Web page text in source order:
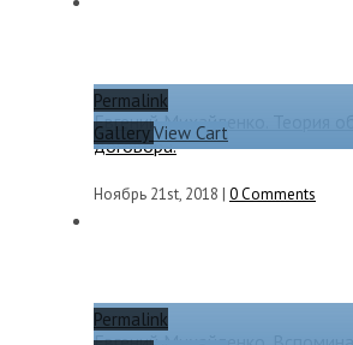
Permalink
GalleryView Cart
Евгений Михайленко. Теория
договора.
Ноябрь 21st, 2018 | 0 Comments
Permalink